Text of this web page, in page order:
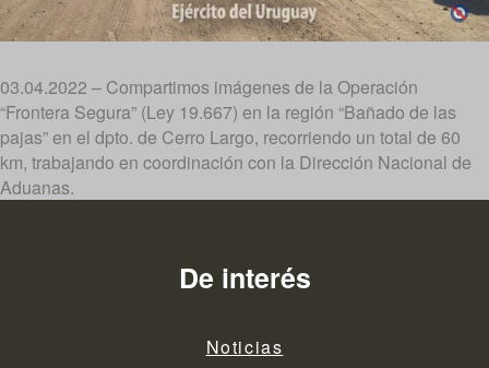
03.04.2022 – Compartimos imágenes de la Operación
“Frontera Segura” (Ley 19.667) en la región “Bañado de las
pajas” en el dpto. de Cerro Largo, recorriendo un total de 60
km, trabajando en coordinación con la Dirección Nacional de
Aduanas.
De interés
Noticias